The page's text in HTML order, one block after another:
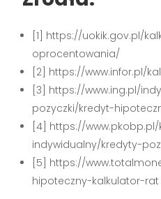
[1] https://uokik.gov.pl/
oprocentowania/
[2] https://www.infor.pl/
[3] https://www.ing.pl/
pozyczki/kredyt-
[4] https://
indywidualny/kredyty-
[5] https://
hipoteczny-kalkulator-rat